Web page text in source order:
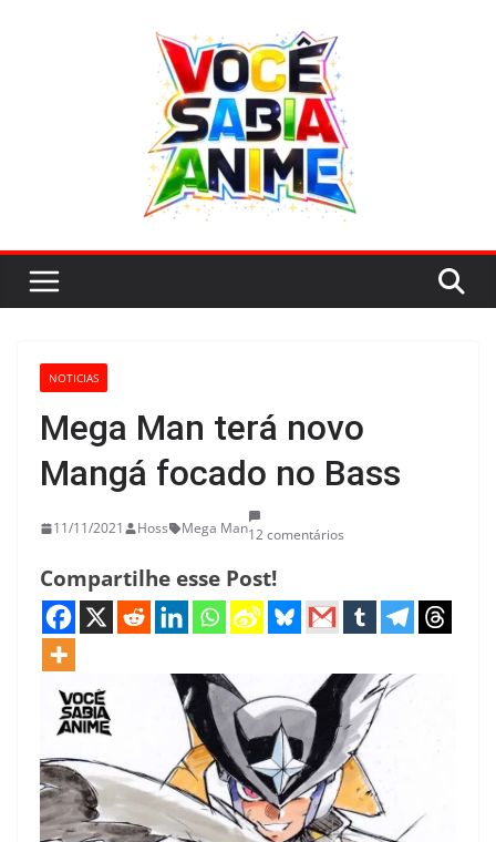
NOTICIAS
Mega Man terá novo
Mangá focado no Bass
11/11/2021 Hoss Mega Man12 comentários
Compartilhe esse Post!